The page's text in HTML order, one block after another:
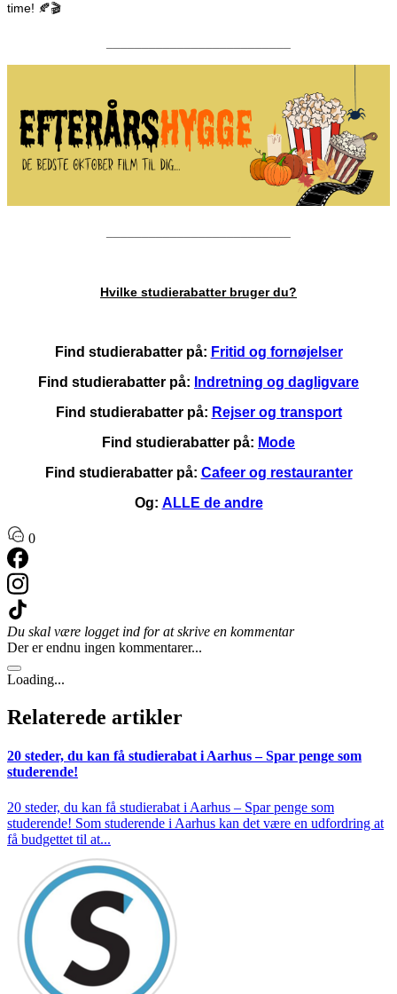
time! 🍂🎬
Hvilke studierabatter bruger du?
Find studierabatter på: Fritid og fornøjelser
Find studierabatter på: Indretning og dagligvare
Find studierabatter på: Rejser og transport
Find studierabatter på: Mode
Find studierabatter på: Cafeer og restauranter
Og: ALLE de andre
0
Du skal være logget ind for at skrive en kommentar
Der er endnu ingen kommentarer...
Loading...
Relaterede artikler
20 steder, du kan få studierabat i Aarhus – Spar penge som
studerende!
20 steder, du kan få studierabat i Aarhus – Spar penge som
studerende! Som studerende i Aarhus kan det være en udfordring at
få budgettet til at...